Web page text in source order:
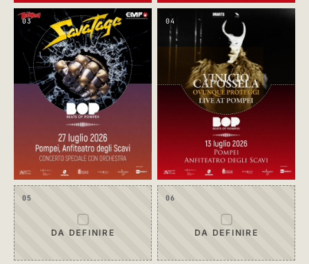
03 04
05
▢
DA DEFINIRE
06
▢
DA DEFINIRE